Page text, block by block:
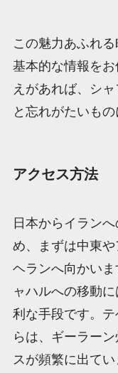
この魅力あふれ
基本的な情報を
えがあれば、シ
と忘れがたいもの
アクセス方法
日本からイラン
め、まずは中東
ヘランへ向かい
ャハルへの移動
利な手段です。
らは、ギーラー
スが頻繁に出て